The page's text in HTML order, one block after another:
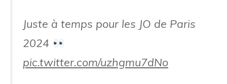
Juste à temps pour les JO de Paris
2024
pic.twitter.com/uzhgmu7dNo